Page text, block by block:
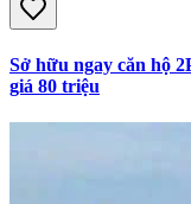
Sở hữu ngay căn hộ
giá 80 triệu